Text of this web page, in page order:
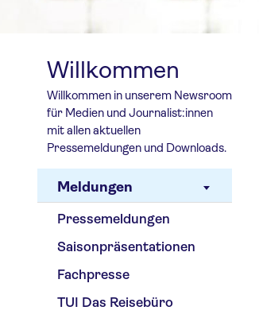
Willkommen
Willkommen in unserem Newsroom
für Medien und Journalist:innen
mit allen aktuellen
Pressemeldungen und Downloads.
Meldungen
Pressemeldungen
Saisonpräsentationen
Fachpresse
TUI Das Reisebüro